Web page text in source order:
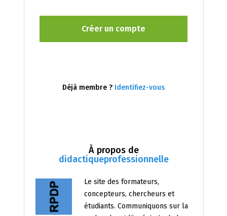
À propos de
didactiqueprofessionnelle
Le site des formateurs,
concepteurs, chercheurs et
étudiants. Communiquons sur la
Déjà membre ? Identifiez-vous